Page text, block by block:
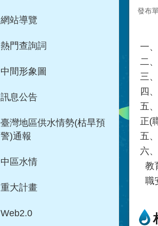
網站導覽
熱門查詢詞
中間形象圖
訊息公告
臺灣地區供水情勢(枯旱預
警)通報
中區水情
重大計畫
Web2.0
發布
一
二
三
四
五
正(
五
六
教
職